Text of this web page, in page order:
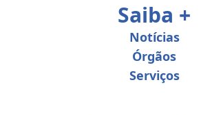
Saiba +
Notícias
Órgãos
Serviços